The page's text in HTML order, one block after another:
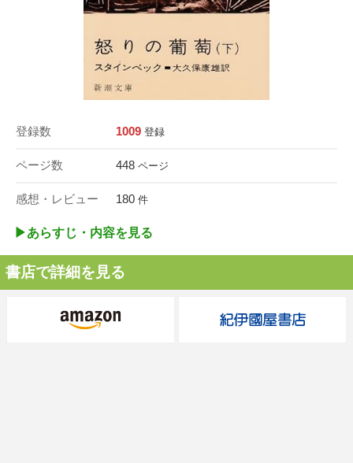
登録数 1009 登録
ページ数 448 ページ
感想・レビュー 180 件
▶︎あらすじ・内容を見る
書店で詳細を見る